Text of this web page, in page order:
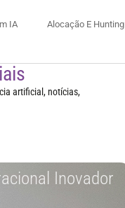
IA Alocação E Hunting
artificial, notícias,
Inovador